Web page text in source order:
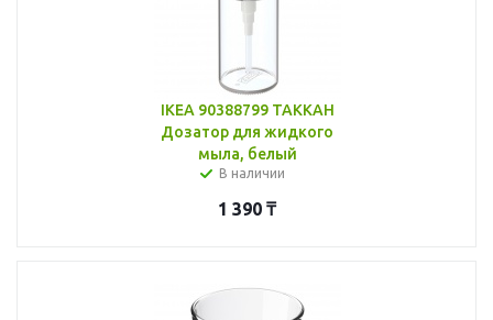
IKEA 90388799 ТАККАН
Дозатор для жидкого
мыла, белый
В наличии
1 390 ₸